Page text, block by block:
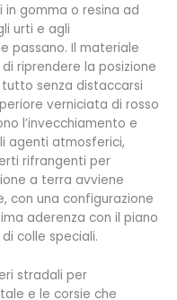
gomma o resina ad
urti e agli
passano. Il materiale
riprendere la posizione
senza distaccarsi
verniciata di rosso
l’invecchiamento e
agenti atmosferici,
rifrangenti per
a terra avviene
con una configurazione
aderenza con il piano
colle speciali.
stradali per
e le corsie che